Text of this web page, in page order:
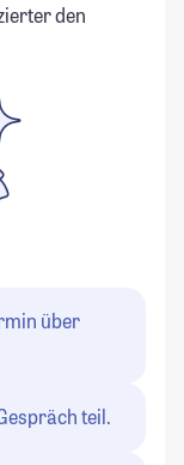
den
über
teil.